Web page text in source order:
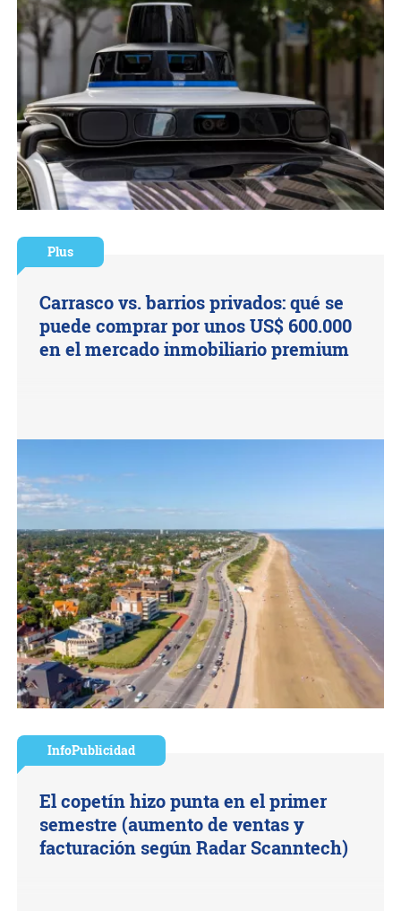
Plus
Carrasco vs. barrios privados: qué se
puede comprar por unos US$ 600.000
en el mercado inmobiliario premium
InfoPublicidad
El copetín hizo punta en el primer
semestre (aumento de ventas y
facturación según Radar Scanntech)